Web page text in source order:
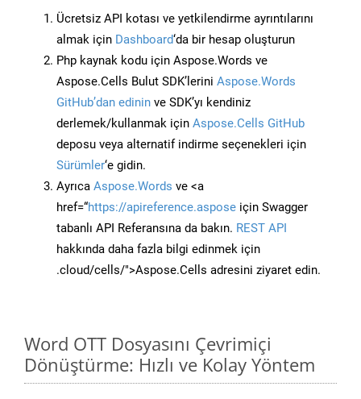
Ücretsiz API kotası ve yetkilendirme ayrıntılarını
almak için Dashboard‘da bir hesap oluşturun
Php kaynak kodu için Aspose.Words ve
Aspose.Cells Bulut SDK’lerini Aspose.Words
GitHub’dan edinin ve SDK’yı kendiniz
derlemek/kullanmak için Aspose.Cells GitHub
deposu veya alternatif indirme seçenekleri için
Sürümler‘e gidin.
Ayrıca Aspose.Words ve <a
href=“https://apireference.aspose için Swagger
tabanlı API Referansına da bakın. REST API
hakkında daha fazla bilgi edinmek için
.cloud/cells/">Aspose.Cells adresini ziyaret edin.
Word OTT Dosyasını Çevrimiçi
Dönüştürme: Hızlı ve Kolay Yöntem